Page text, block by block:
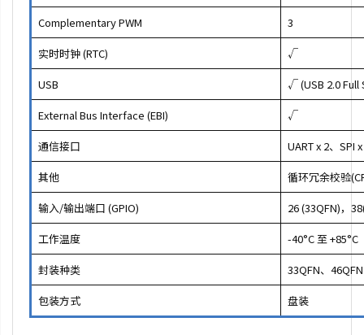
Complementary PWM
3
实时时钟 (RTC)
√
USB
√ (USB 2.0
External Bus Interface (EBI)
√
通信接口
UART x 2、SPI
其他
循环冗余校验
输入/输出端口 (GPIO)
26 (33QFN)，
工作温度
-40°C 至 +85°C
封装种类
33QFN、
包装方式
盘装